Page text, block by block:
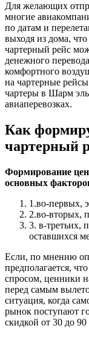
Для желающих
многие
по датам и
выходя из дома,
чартерный рейс
денежного
комфортного
на чартерные
чартеры в Шарм
авиаперевозках.
Как
чартерный
Формирование
основных
1.во-первых,
2.во-вторых,
3. в-третьих,
оставшихся
Если, по мнению
предполагается,
спросом, ценники
перед самым
ситуация, когда
рынок поступают
скидкой от 30 до